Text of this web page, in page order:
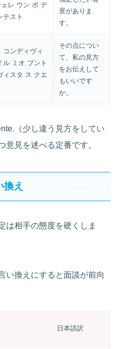
ェレ ウン ポ デ
テスト
景がありま
す。
コンディヴィ
ル ミオ プント
ィスタ ス クエ
その点につい
て、私の見方
をお伝えして
もいいです
か。
（少し違う見方をしてい
意見を述べる定番です。
換え
は相手の態度を硬くしま
い換えにすると面談が前向
日本語訳